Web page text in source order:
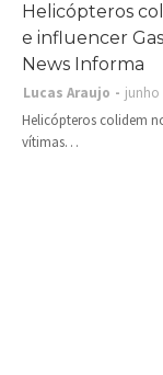
Helicópteros
e influencer
News Informa
Lucas Araujo
junho
Helicópteros colidem
vítimas…